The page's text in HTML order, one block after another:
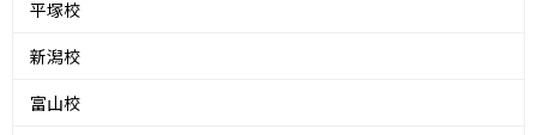
平塚校
新潟校
富山校